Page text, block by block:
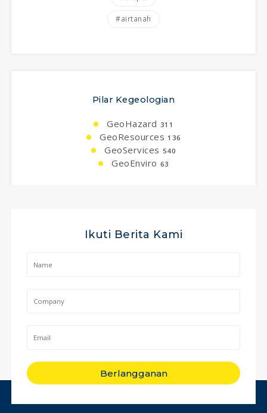
#airtanah
Pilar Kegeologian
GeoHazard 311
GeoResources 136
GeoServices 540
GeoEnviro 63
Ikuti Berita Kami
Berlangganan